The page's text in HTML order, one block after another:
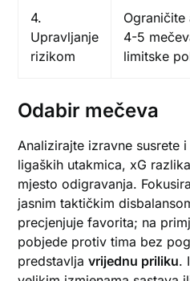
4.
Upravljanje
rizikom
Ograničite
4-5
limitske
Odabir mečeva
Analizirajte izravne susrete
ligaških utakmica, xG
mjesto odigravanja.
jasnim taktičkim
precjenjuje favorita; na
pobjede protiv tima bez
predstavljavrijednu priliku.